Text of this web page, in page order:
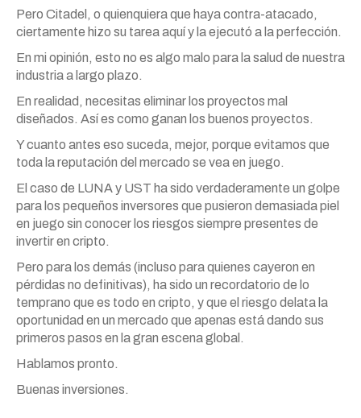
Pero Citadel, o quienquiera que haya contra-atacado,
ciertamente hizo su tarea aquí y la ejecutó a la perfección.
En mi opinión, esto no es algo malo para la salud de nuestra
industria a largo plazo.
En realidad, necesitas eliminar los proyectos mal
diseñados. Así es como ganan los buenos proyectos.
Y cuanto antes eso suceda, mejor, porque evitamos que
toda la reputación del mercado se vea en juego.
El caso de LUNA y UST ha sido verdaderamente un golpe
para los pequeños inversores que pusieron demasiada piel
en juego sin conocer los riesgos siempre presentes de
invertir en cripto.
Pero para los demás (incluso para quienes cayeron en
pérdidas no definitivas), ha sido un recordatorio de lo
temprano que es todo en cripto, y que el riesgo delata la
oportunidad en un mercado que apenas está dando sus
primeros pasos en la gran escena global.
Hablamos pronto.
Buenas inversiones.